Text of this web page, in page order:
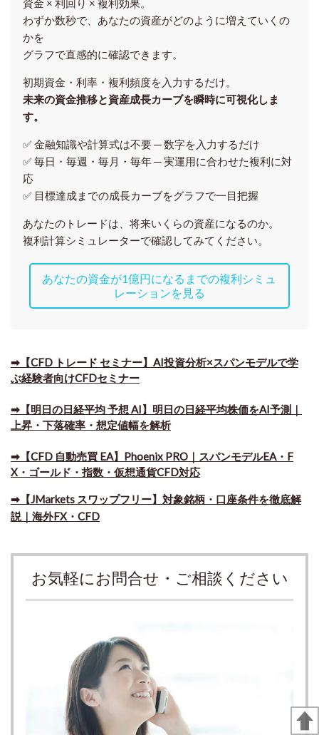
資金 × 利回り × 複利効果。
わずか数秒で、あなたの資産がどのように増えていくの
かを
グラフで直感的に確認できます。
初期資金・利率・複利頻度を入力するだけ。
未来の資金推移と資産成長カーブを瞬時に可視化しま
す。
✅ 金融知識や計算式は不要 ─ 数字を入力するだけ
✅ 毎日・毎週・毎月・毎年 ─ 実運用に合わせた複利に対
応
✅ 目標達成までの成長カーブをグラフで一目把握
あなたのトレードは、将来いくらの資産になるのか。
複利計算シミュレーターで確認してみてください。
あなたの資金が1億円になるまでの複利シミュ
レーションを見る
➡【CFD トレード セミナー】AI投資分析×スパンモデルで学
ぶ経験者向けCFDセミナー
➡【明日の日経平均 予想 AI】明日の日経平均株価をAI予測｜
上昇・下落確率・想定値幅を解析
➡​【CFD 自動売買 EA】Phoenix PRO｜スパンモデルEA・F
X・ゴールド・指数・仮想通貨CFD対応
➡​【JMarkets スワップフリー】対象銘柄・口座条件を徹底解
説｜海外FX・CFD
お気軽にお問合せ・ご相談ください